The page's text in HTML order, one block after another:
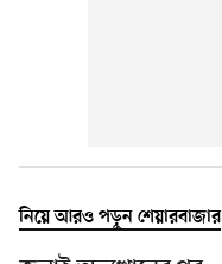
নিয়ে আরও পড়ুন শেয়ারবাজার